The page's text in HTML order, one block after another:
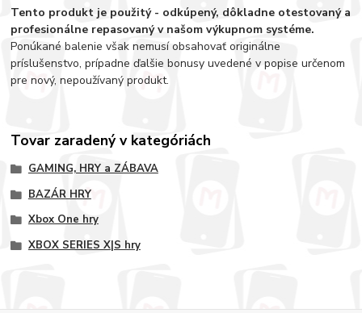
Tento produkt je použitý - odkúpený, dôkladne otestovaný a
profesionálne repasovaný v našom výkupnom systéme.
Ponúkané balenie však nemusí obsahovať originálne
príslušenstvo, prípadne ďalšie bonusy uvedené v popise určenom
pre nový, nepoužívaný produkt.
Tovar zaradený v kategóriách
GAMING, HRY a ZÁBAVA
BAZÁR HRY
Xbox One hry
XBOX SERIES X|S hry